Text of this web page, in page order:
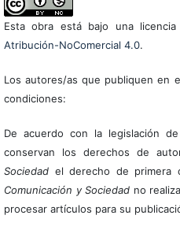
Esta obra está bajo una licencia
Atribución-NoComercial 4.0.
Los autores/as que publiquen en
condiciones:
De acuerdo con la legislación
conservan los derechos de
Sociedadel derecho de primera
Comunicación y Sociedad no
procesar artículos para su